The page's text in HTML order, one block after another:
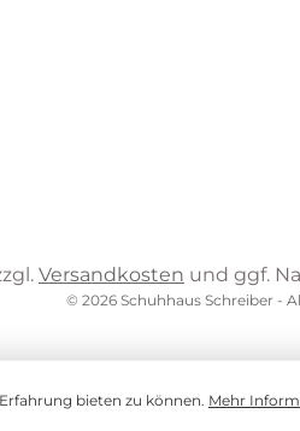
Versandkosten und ggf.
© 2026 Schuhhaus Schreiber -
bieten zu können. Mehr